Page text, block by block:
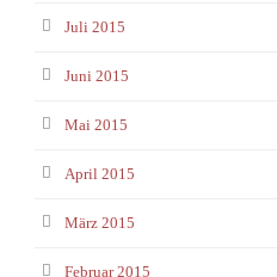
Juli 2015
Juni 2015
Mai 2015
April 2015
März 2015
Februar 2015